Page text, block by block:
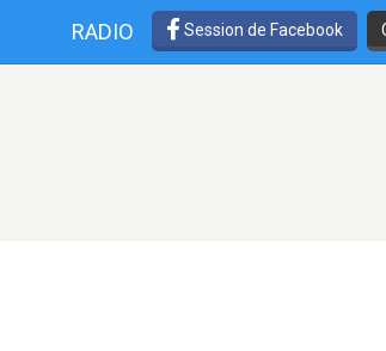
RADIO Session de Facebook